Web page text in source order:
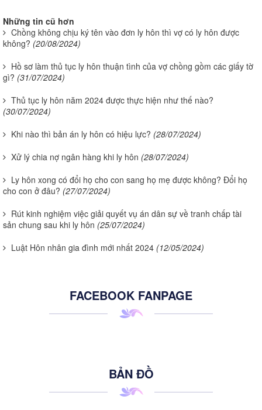
Những tin cũ hơn
Chồng không chịu ký tên vào đơn ly hôn thì vợ có ly hôn được
không? (20/08/2024)
Hồ sơ làm thủ tục ly hôn thuận tình của vợ chồng gồm các giấy tờ
gì? (31/07/2024)
Thủ tục ly hôn năm 2024 được thực hiện như thế nào?
(30/07/2024)
Khi nào thì bản án ly hôn có hiệu lực? (28/07/2024)
Xử lý chia nợ ngân hàng khi ly hôn (28/07/2024)
Ly hôn xong có đổi họ cho con sang họ mẹ được không? Đổi họ
cho con ở đâu? (27/07/2024)
Rút kinh nghiệm việc giải quyết vụ án dân sự về tranh chấp tài
sản chung sau khi ly hôn (25/07/2024)
Luật Hôn nhân gia đình mới nhất 2024 (12/05/2024)
FACEBOOK FANPAGE
BẢN ĐỒ